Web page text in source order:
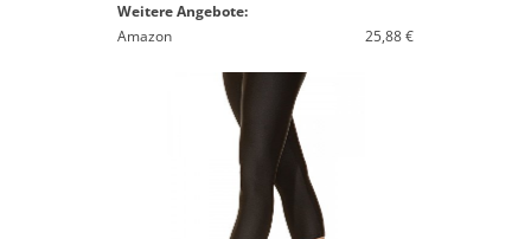
Weitere Angebote:
Amazon
25,88 €